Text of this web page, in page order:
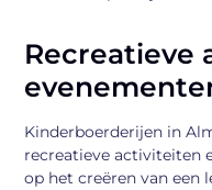
Recreatieve
Kinderboerderijen in
recreatieve activiteiten
op het creëren van een